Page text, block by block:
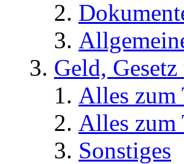
Geld,
Alles zum
Alles zum
Sonstiges